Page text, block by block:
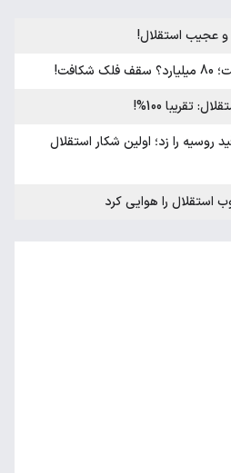
و عجیب استقلال!
100%!
روسیه را زد؛ اولین شکار استقلال
استقلال را هوایی کرد